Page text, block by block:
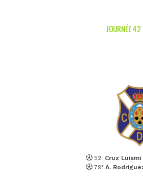
JOURNÉE
52' Cruz Luismi
79' A.